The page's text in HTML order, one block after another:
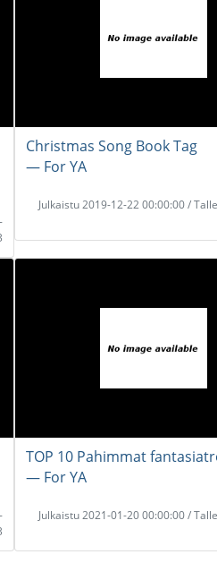
Christmas Song Book Tag
― For YA
Julkaistu 2019-12-22 00:00:00 /
TOP 10 Pahimmat
― For YA
Julkaistu 2021-01-20 00:00:00 /